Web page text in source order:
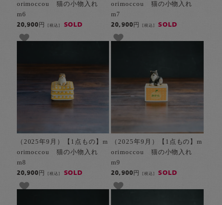
orimoccou 猫の小物入れ
m6
20,900円[税込] SOLD
orimoccou 猫の小物入れ
m7
20,900円 [税込] SOLD
（2025年9月）【1点もの】m
orimoccou 猫の小物入れ
m8
20,900円[税込] SOLD
（2025年9月）【1点もの】m
orimoccou 猫の小物入れ
m9
20,900円 [税込] SOLD